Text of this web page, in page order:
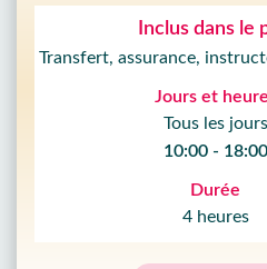
Inclus dans le
Transfert, assurance,
Jours et
Tous les jours
10:00 - 18:00
Durée
4 heures